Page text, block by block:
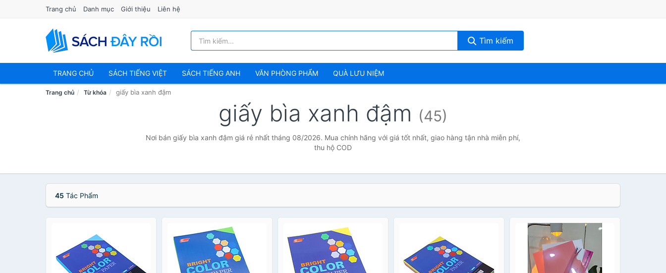
Trang chủ Danh mục Giới thiệu Liên hệ
Tìm kiếm
TRANG CHỦ SÁCH TIẾNG VIỆT SÁCH TIẾNG ANH VĂN PHÒNG PHẨM QUÀ LƯU NIỆM
Trang chủ Từ khóa giấy bìa xanh đậm
giấy bìa xanh đậm (45)
Nơi bán giấy bìa xanh đậm giá rẻ nhất tháng 08/2026. Mua chính hãng với giá tốt nhất, giao hàng tận nhà miễn phí,
thu hộ COD
45 Tác Phẩm